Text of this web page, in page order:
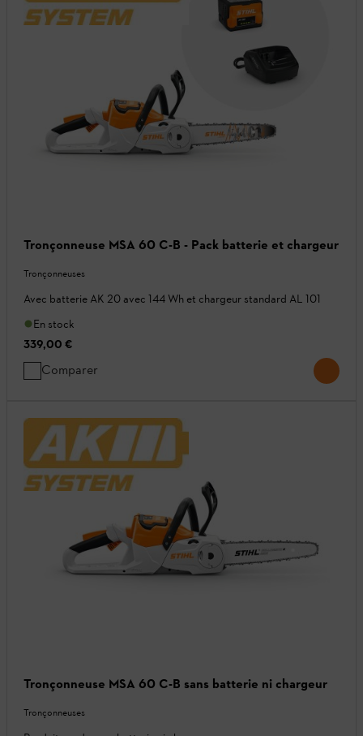
Tronçonneuse MSA 60 C-B - Pack batterie et chargeur
Tronçonneuses
Avec batterie AK 20 avec 144 Wh et chargeur standard AL 101
En stock
339,00 €
Comparer
Tronçonneuse MSA 60 C-B sans batterie ni chargeur
Tronçonneuses